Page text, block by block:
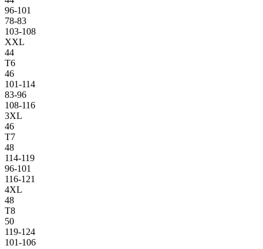
96-101
78-83
103-108
XXL
44
T6
46
101-114
83-96
108-116
3XL
46
T7
48
114-119
96-101
116-121
4XL
48
T8
50
119-124
101-106